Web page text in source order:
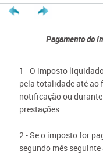
Pagamento do
1 - O imposto
pela totalidade até ao
notificação ou durante
prestações.
2 - Se o imposto for
segundo mês